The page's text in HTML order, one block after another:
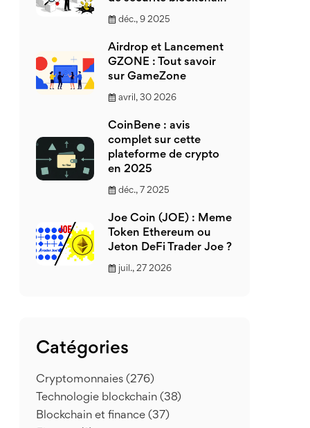
déc., 9 2025
Airdrop et Lancement
GZONE : Tout savoir
sur GameZone
avril, 30 2026
CoinBene : avis
complet sur cette
plateforme de crypto
en 2025
déc., 7 2025
Joe Coin (JOE) : Meme
Token Ethereum ou
Jeton DeFi Trader Joe ?
juil., 27 2026
Catégories
Cryptomonnaies (276)
Technologie blockchain (38)
Blockchain et finance (37)